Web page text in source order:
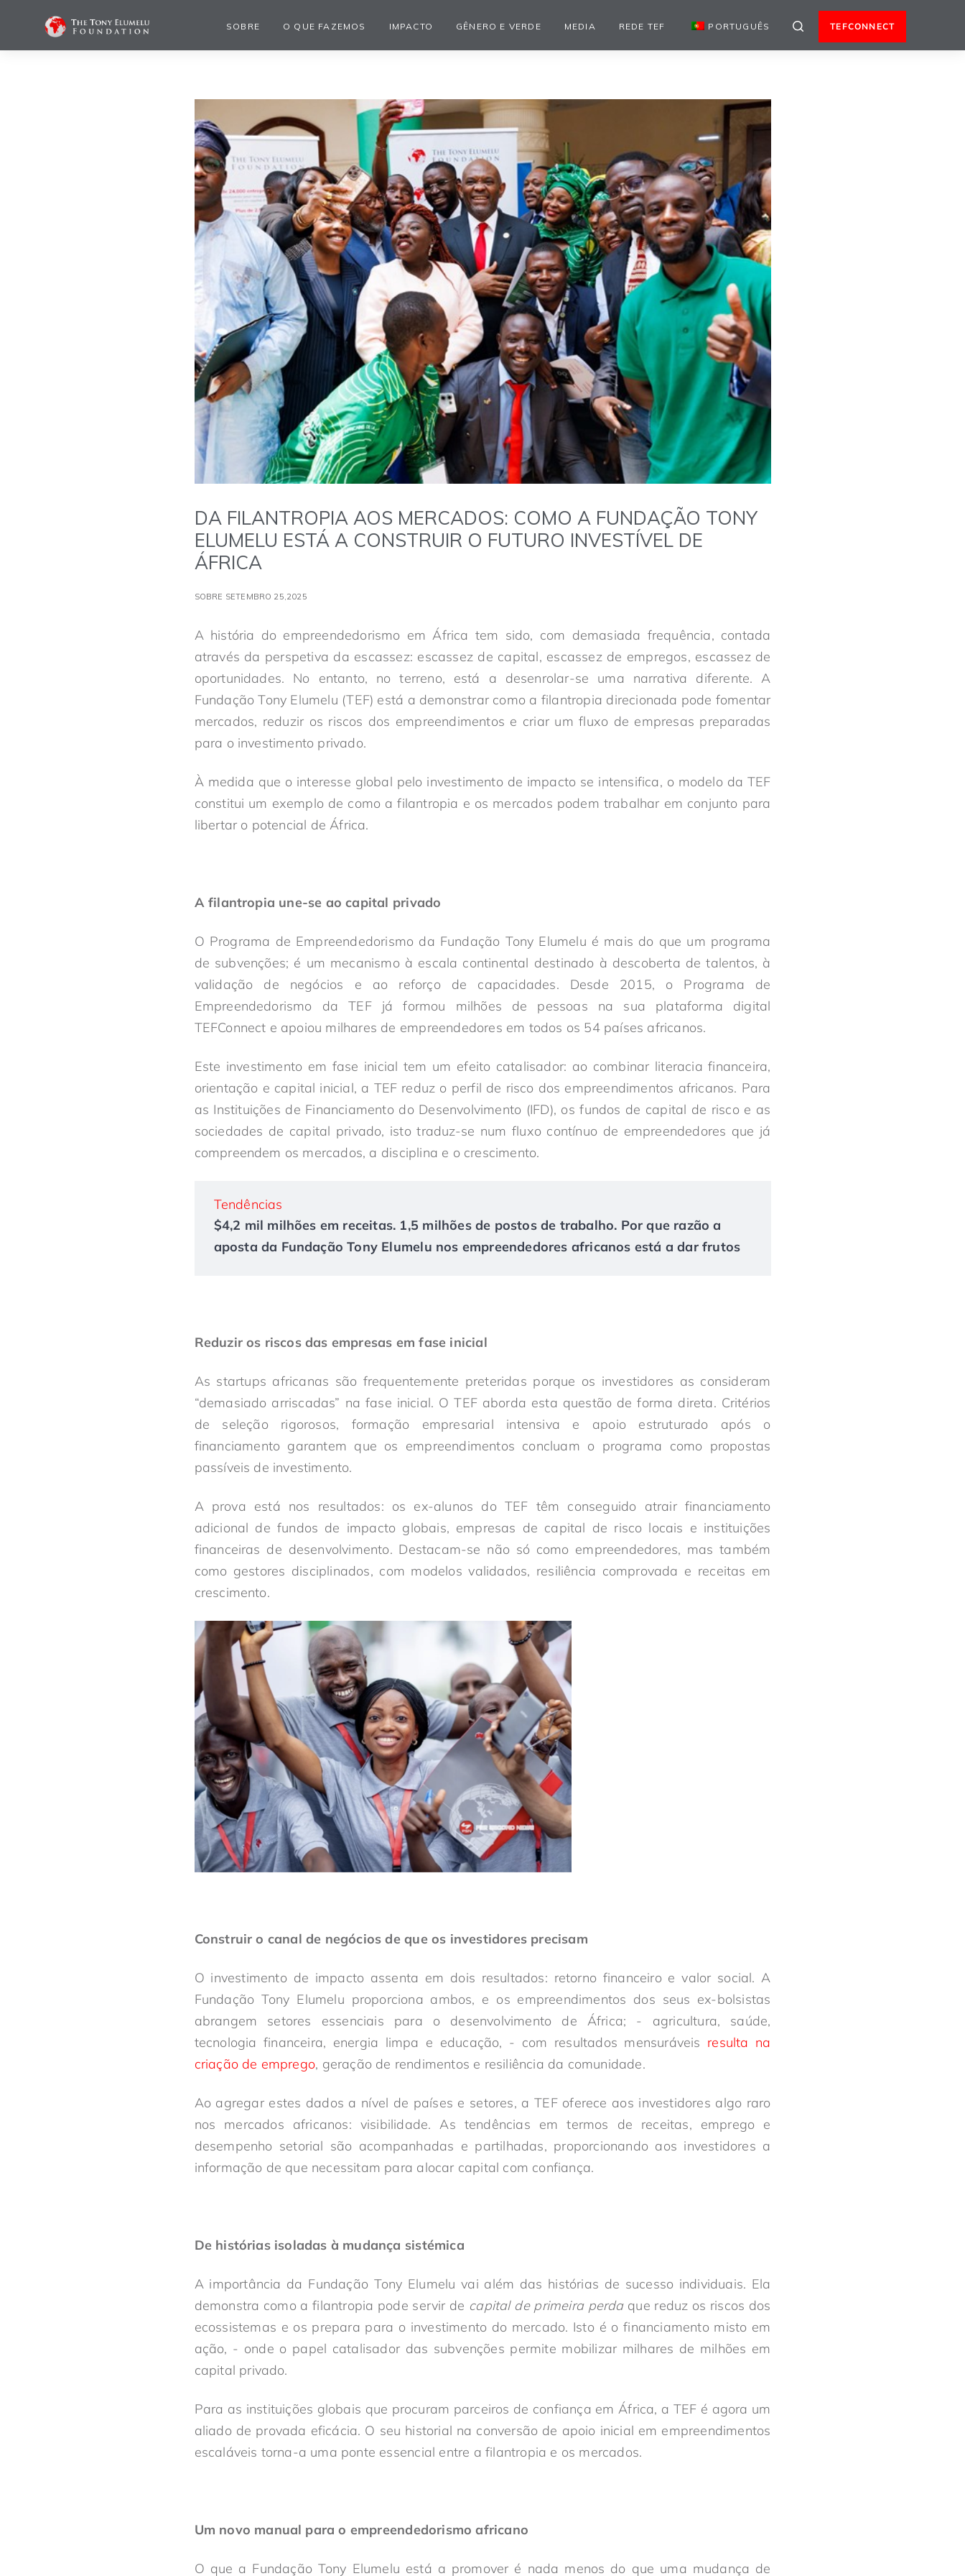
SOBRE O QUE FAZEMOS IMPACTO GÊNERO E VERDE MEDIA REDE TEF PORTUGUÊS TEFCONNECT
DA FILANTROPIA AOS MERCADOS: COMO A FUNDAÇÃO TONY
ELUMELU ESTÁ A CONSTRUIR O FUTURO INVESTÍVEL DE
ÁFRICA
SOBRE SETEMBRO 25,2025
A história do empreendedorismo em África tem sido, com demasiada frequência, contada
através da perspetiva da escassez: escassez de capital, escassez de empregos, escassez de
oportunidades. No entanto, no terreno, está a desenrolar-se uma narrativa diferente. A
Fundação Tony Elumelu (TEF) está a demonstrar como a filantropia direcionada pode fomentar
mercados, reduzir os riscos dos empreendimentos e criar um fluxo de empresas preparadas
para o investimento privado.
À medida que o interesse global pelo investimento de impacto se intensifica, o modelo da TEF
constitui um exemplo de como a filantropia e os mercados podem trabalhar em conjunto para
libertar o potencial de África.
A filantropia une-se ao capital privado
O Programa de Empreendedorismo da Fundação Tony Elumelu é mais do que um programa
de subvenções; é um mecanismo à escala continental destinado à descoberta de talentos, à
validação de negócios e ao reforço de capacidades. Desde 2015, o Programa de
Empreendedorismo da TEF já formou milhões de pessoas na sua plataforma digital
TEFConnect e apoiou milhares de empreendedores em todos os 54 países africanos.
Este investimento em fase inicial tem um efeito catalisador: ao combinar literacia financeira,
orientação e capital inicial, a TEF reduz o perfil de risco dos empreendimentos africanos. Para
as Instituições de Financiamento do Desenvolvimento (IFD), os fundos de capital de risco e as
sociedades de capital privado, isto traduz-se num fluxo contínuo de empreendedores que já
compreendem os mercados, a disciplina e o crescimento.
Tendências
$4,2 mil milhões em receitas. 1,5 milhões de postos de trabalho. Por que razão a
aposta da Fundação Tony Elumelu nos empreendedores africanos está a dar frutos
Reduzir os riscos das empresas em fase inicial
As startups africanas são frequentemente preteridas porque os investidores as consideram
“demasiado arriscadas” na fase inicial. O TEF aborda esta questão de forma direta. Critérios
de seleção rigorosos, formação empresarial intensiva e apoio estruturado após o
financiamento garantem que os empreendimentos concluam o programa como propostas
passíveis de investimento.
A prova está nos resultados: os ex-alunos do TEF têm conseguido atrair financiamento
adicional de fundos de impacto globais, empresas de capital de risco locais e instituições
financeiras de desenvolvimento. Destacam-se não só como empreendedores, mas também
como gestores disciplinados, com modelos validados, resiliência comprovada e receitas em
crescimento.
Construir o canal de negócios de que os investidores precisam
O investimento de impacto assenta em dois resultados: retorno financeiro e valor social. A
Fundação Tony Elumelu proporciona ambos, e os empreendimentos dos seus ex-bolsistas
abrangem setores essenciais para o desenvolvimento de África; -
agricultura, saúde,
tecnologia financeira, energia limpa e educação, - com resultados mensuráveis resulta na
criação de emprego, geração de rendimentos e resiliência da comunidade.
Ao agregar estes dados a nível de países e setores, a TEF oferece aos investidores algo raro
nos mercados africanos: visibilidade. As tendências em termos de receitas, emprego e
desempenho setorial são acompanhadas e partilhadas, proporcionando aos investidores a
informação de que necessitam para alocar capital com confiança.
De histórias isoladas à mudança sistémica
A importância da Fundação Tony Elumelu vai além das histórias de sucesso individuais. Ela
demonstra como a filantropia pode servir de capital de primeira perdaque reduz os riscos dos
ecossistemas e os prepara para o investimento do mercado. Isto é o financiamento misto em
ação, - onde o papel catalisador das subvenções permite mobilizar milhares de milhões em
capital privado.
Para as instituições globais que procuram parceiros de confiança em África, a TEF é agora um
aliado de provada eficácia. O seu historial na conversão de apoio inicial em empreendimentos
escaláveis torna-a uma ponte essencial entre a filantropia e os mercados.
Um novo manual para o empreendedorismo africano
O que a Fundação Tony Elumelu está a promover é nada menos do que uma mudança de